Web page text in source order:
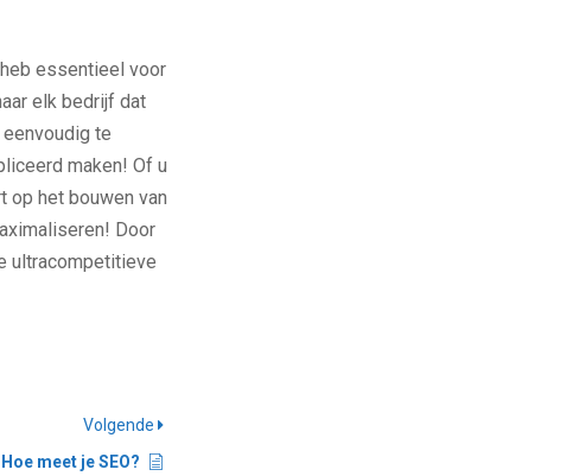
essentieel voor
elk bedrijf dat
te
maken! Of u
op het bouwen van
Door
ultracompetitieve
Volgende
Hoe meet je SEO?